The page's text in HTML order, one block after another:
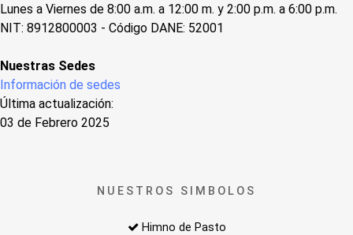
Lunes a Viernes de 8:00 a.m. a 12:00 m. y 2:00 p.m. a 6:00 p.m.
NIT: 8912800003 - Código DANE: 52001
Nuestras Sedes
Información de sedes
Última actualización:
03 de Febrero 2025
NUESTROS SIMBOLOS
Himno de Pasto